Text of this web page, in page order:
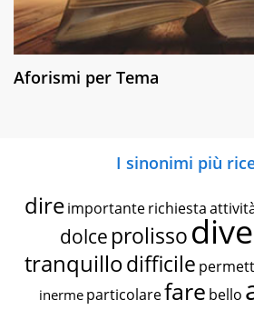
Aforismi per Tema
I sinonimi più
dire importante richiesta
dolce prolisso
tranquillodifficile
inerme particolarefare bello